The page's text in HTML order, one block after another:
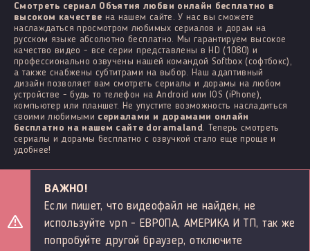
Смотреть сериал Объятия любви онлайн бесплатно в
высоком качестве на нашем сайте. У нас вы сможете
наслаждаться просмотром любимых сериалов и дорам на
русском языке абсолютно бесплатно. Мы гарантируем высокое
качество видео - все серии представлены в HD (1080) и
профессионально озвучены нашей командой Softbox (софтбокс),
а также снабжены субтитрами на выбор. Наш адаптивный
дизайн позволяет вам смотреть сериалы и дорамы на любом
устройстве - будь то телефон на Android или IOS (iPhone),
компьютер или планшет. Не упустите возможность насладиться
своими любимыми сериалами и дорамами онлайн
бесплатно на нашем сайте doramaland . Теперь смотреть
сериалы и дорамы бесплатно с озвучкой стало еще проще и
удобнее!
ВАЖНО!
Если пишет, что видеофайл не найден, не
используйте vpn - ЕВРОПА, АМЕРИКА И ТП, так же
попробуйте другой браузер, отключите